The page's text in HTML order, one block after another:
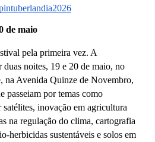
de maio
pela primeira vez. A
duas noites, 19 e 20 de maio, no
na Avenida Quinze de Novembro,
passeiam por temas como
inovação em agricultura
na regulação do clima, cartografia
herbicidas sustentáveis e solos em